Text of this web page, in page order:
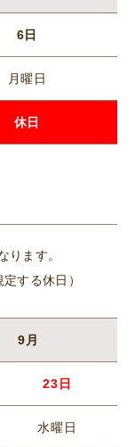
6日
月曜日
休日
ります。
する休日）
9月
23日
水曜日